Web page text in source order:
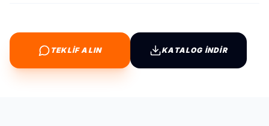
TEKLİF ALIN KATALOG İNDİR